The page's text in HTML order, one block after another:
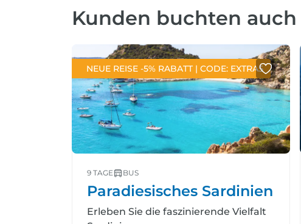
Kunden buchten auch
NEUE REISE -5% RABATT | CODE: EXTRA5
9 TAGE BUS
Paradiesisches Sardinien
Erleben Sie die faszinierende Vielfalt